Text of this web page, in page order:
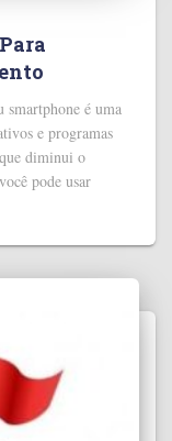
smartphone é uma
e programas
diminui o
pode usar